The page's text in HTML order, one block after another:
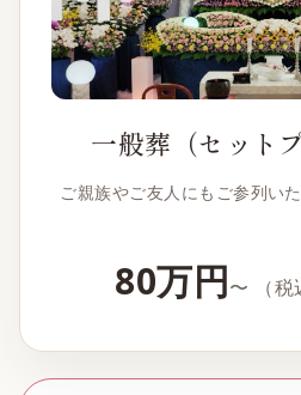
一般葬（セット
ご親族やご友人にもご参列い
80万円〜 （